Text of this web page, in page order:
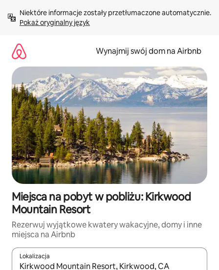
treści Pokaż oryginalny język
Wynajmij swój dom na Airbnb
Miejsca na pobyt w pobliżu: Kirkwood
Mountain Resort
Rezerwuj wyjątkowe kwatery wakacyjne, domy i inne
miejsca na Airbnb
Lokalizacja
Gdy wyniki będą dostępne, możesz poruszać się po nich za